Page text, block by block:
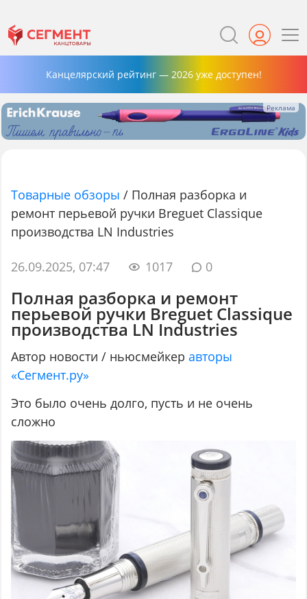
Канцелярский рейтинг — 2026 уже доступен!
Товарные обзоры / Полная разборка и
ремонт перьевой ручки Breguet Classique
производства LN Industries
26.09.2025, 07:47 1017 0
Полная разборка и ремонт
перьевой ручки Breguet Classique
производства LN Industries
Автор новости / ньюсмейкеравторы
«Сегмент.ру»
Это было очень долго, пусть и не очень
сложно